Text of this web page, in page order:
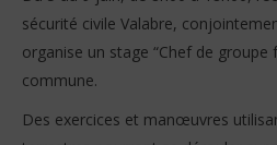
sécurité civile Valabre,
organise un stage “Chef de
commune.
Des exercices et manœuvres